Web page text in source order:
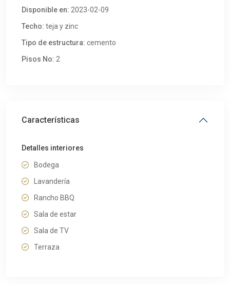
Disponible en: 2023-02-09
Techo: teja y zinc
Tipo de estructura: cemento
Pisos No: 2
Características
Detalles interiores
Bodega
Lavandería
Rancho BBQ
Sala de estar
Sala de TV
Terraza